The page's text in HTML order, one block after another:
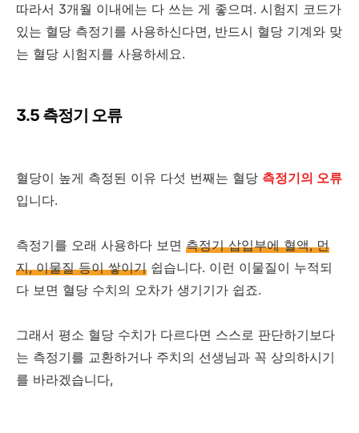
따라서 3개월 이내에는 다 쓰는 게 좋으며. 시험지 코드가
있는 혈당 측정기를 사용하신다면, 반드시 혈당 기계와 맞
는 혈당 시험지를 사용하세요.
3.5 측정기 오류
혈당이 높게 측정된 이유 다섯 번째는 혈당 측정기의 오류
입니다.
측정기를 오래 사용하다 보면 측정기 삽입부에 혈액, 먼
지, 이물질 등이 쌓이기 쉽습니다. 이런 이물질이 누적되
다 보면 혈당 수치의 오차가 생기기가 쉽죠.
그래서 평소 혈당 수치가 다르다면 스스로 판단하기보다
는 측정기를 교환하거나 주치의 선생님과 꼭 상의하시기
를 바라겠습니다,